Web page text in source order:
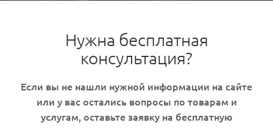
Нужна бесплатная
консультация?